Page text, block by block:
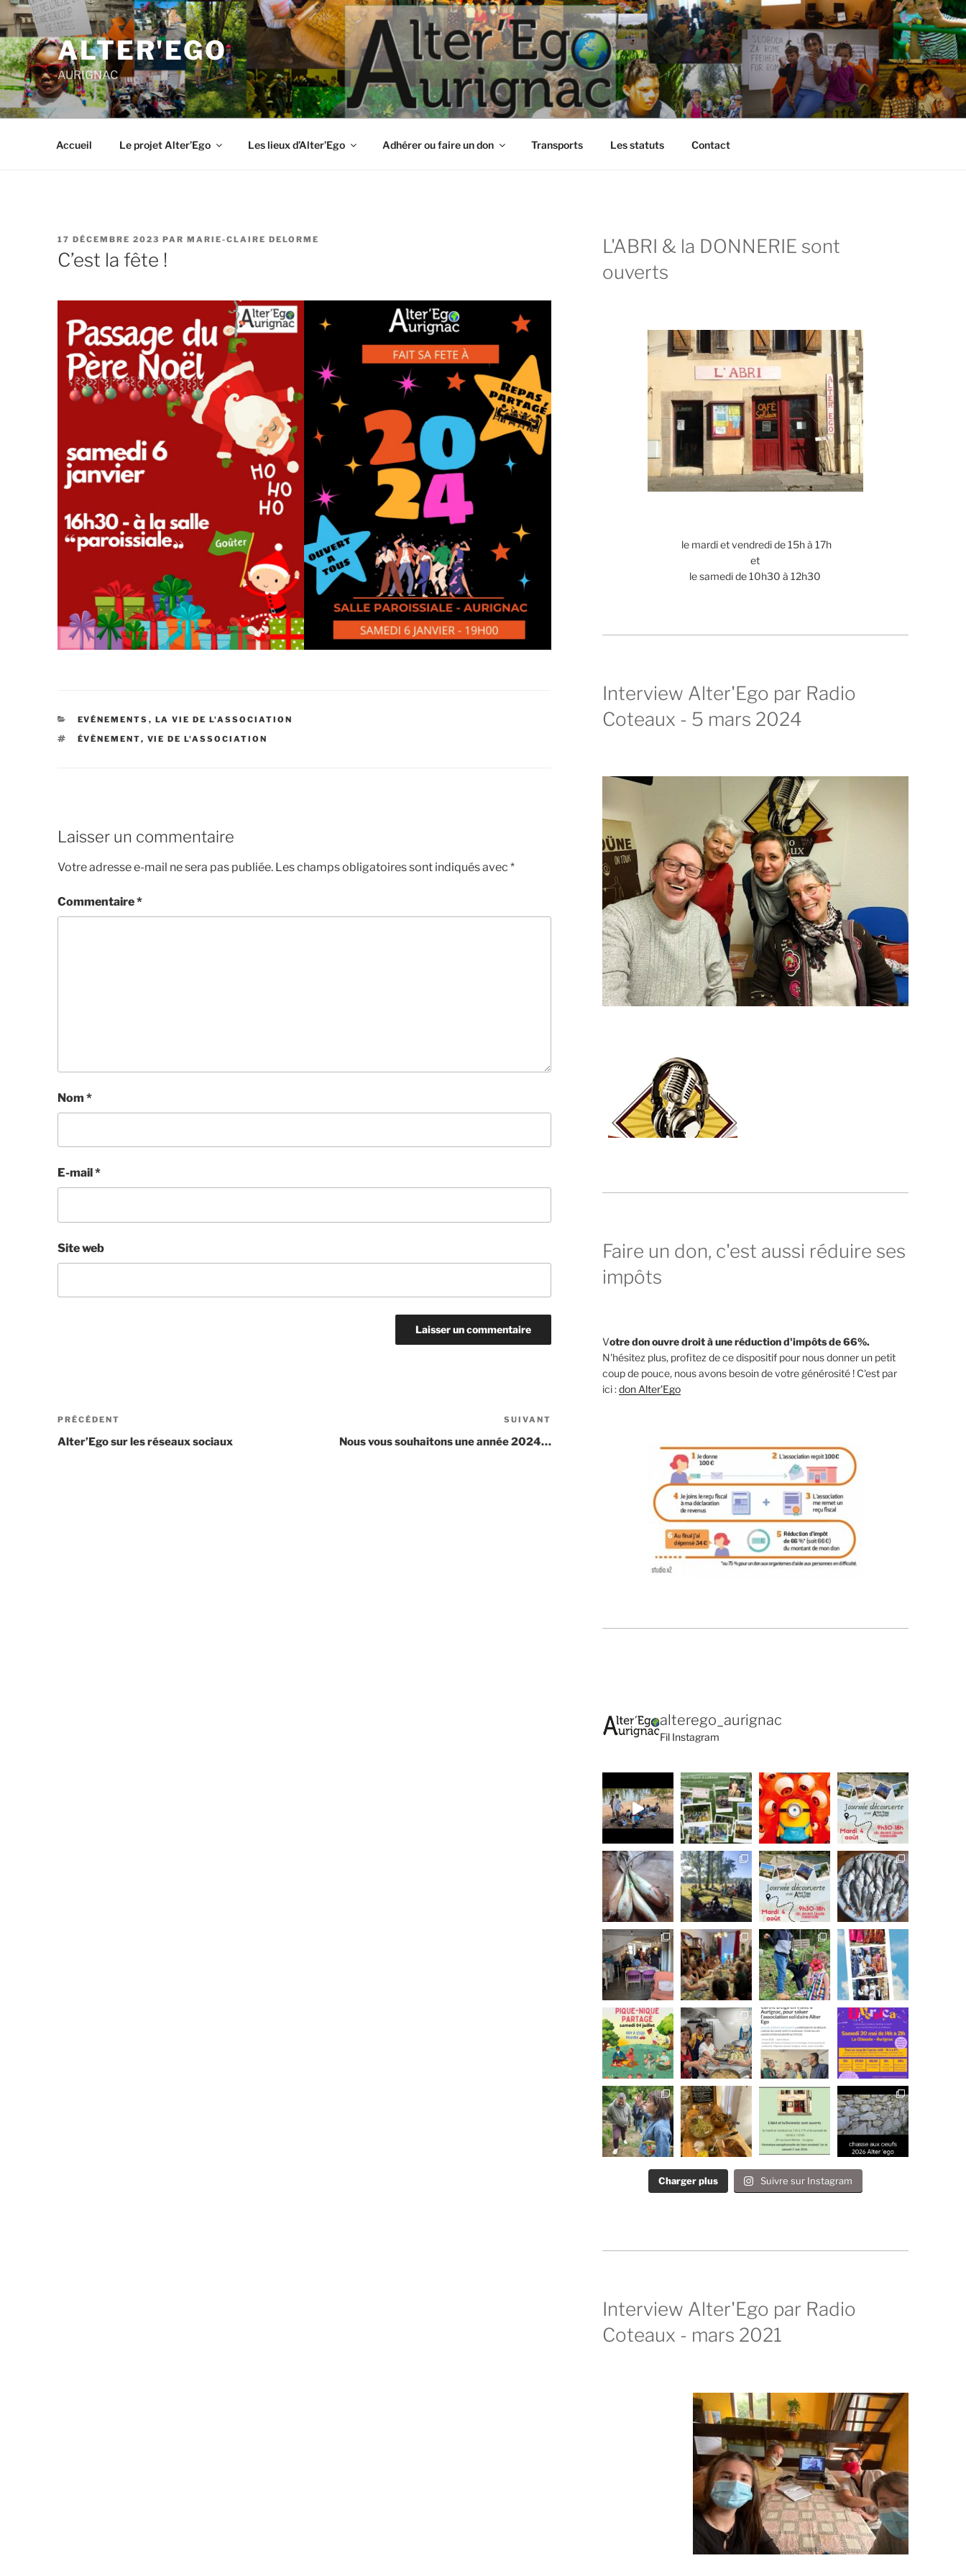
ALTER'EGO
AURIGNAC
Accueil Le projet Alter’Ego Les lieux d’Alter’Ego Adhérer ou faire un don Transports Les statuts Contact
17 DÉCEMBRE 2023 PAR MARIE-CLAIRE DELORME
C’est la fête !
EVÉNEMENTS , LA VIE DE L'ASSOCIATION
ÉVÈNEMENT, VIE DE L'ASSOCIATION
Laisser un commentaire
Votre adresse e-mail ne sera pas publiée. Les champs obligatoires sont indiqués avec *
Commentaire*
Nom *
E-mail*
Site web
PRÉCÉDENT
Alter’Ego sur les réseaux sociaux
SUIVANT
Nous vous souhaitons une année 2024…
L'ABRI & la DONNERIE sont
ouverts
le mardi et vendredi de 15h à 17h
et
le samedi de 10h30 à 12h30
Interview Alter'Ego par Radio
Coteaux - 5 mars 2024
Faire un don, c'est aussi réduire ses
impôts
Votre don ouvre droit à une réduction d'impôts de 66%.
N'hésitez plus, profitez de ce dispositif pour nous donner un petit
coup de pouce, nous avons besoin de votre générosité ! C'est par
ici :don Alter'Ego
alterego_aurignac
Fil Instagram
Charger plus Suivre sur Instagram
Interview Alter'Ego par Radio
Coteaux - mars 2021